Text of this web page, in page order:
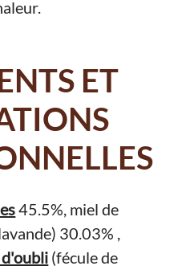
ET
45.5%, miel de
30.03% ,
(fécule de